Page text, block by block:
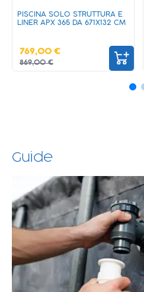
PISCINA SOLO STRUTTURA E
LINER APX 365 DA 671X132 CM
769,00 €
869,00 €
Guide